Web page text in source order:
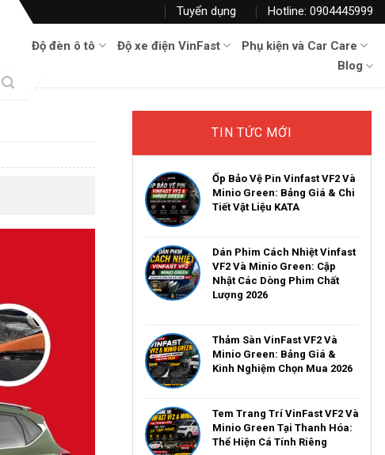
Tuyển dụng Hotline: 0904445999
Độ đèn ô tô Độ xe điện VinFast
Phụ kiện và Car Care
Blog
TIN TỨC MỚI
Ốp Bảo Vệ Pin Vinfast VF2 Và
Minio Green: Bảng Giá & Chi
Tiết Vật Liệu KATA
Dán Phim Cách Nhiệt Vinfast
VF2 Và Minio Green: Cập
Nhật Các Dòng Phim Chất
Lượng 2026
Thảm Sàn VinFast VF2 Và
Minio Green: Bảng Giá &
Kinh Nghiệm Chọn Mua 2026
Tem Trang Trí VinFast VF2 Và
Minio Green Tại Thanh Hóa:
Thể Hiện Cá Tính Riêng